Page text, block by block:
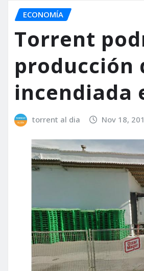
ECONOMÍA
Torrent
producción
incendiada
torrent al dia Nov 18,